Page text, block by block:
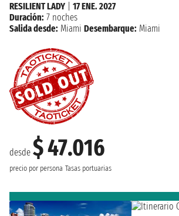
desde $ 47.016
precio por persona Tasas portuarias
RESILIENT LADY
17 ENE. 2027
Duración: 7 noches
Salida desde: Miami Desembarque: Miami